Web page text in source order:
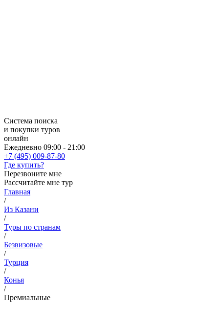
Система поиска
и покупки туров
онлайн
Ежедневно 09:00 - 21:00
+7 (495) 009-87-80
Где купить?
Перезвоните мне
Рассчитайте мне тур
Главная
/
Из Казани
/
Туры по странам
/
Безвизовые
/
Турция
/
Конья
/
Премиальные